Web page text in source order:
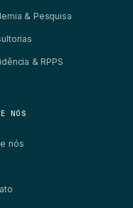
& Pesquisa
& RPPS
NÓS
nós